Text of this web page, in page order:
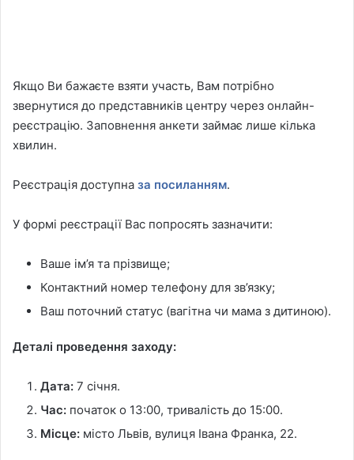
Якщо Ви бажаєте взяти участь, Вам потрібно
звернутися до представників центру через онлайн-
реєстрацію. Заповнення анкети займає лише кілька
хвилин.
Реєстрація доступна за посиланням.
У формі реєстрації Вас попросять зазначити:
Ваше ім’я та прізвище;
Контактний номер телефону для зв’язку;
Ваш поточний статус (вагітна чи мама з дитиною).
Деталі проведення заходу:
Дата: 7 січня.
Час: початок о 13:00, тривалість до 15:00.
Місце: місто Львів, вулиця Івана Франка, 22.